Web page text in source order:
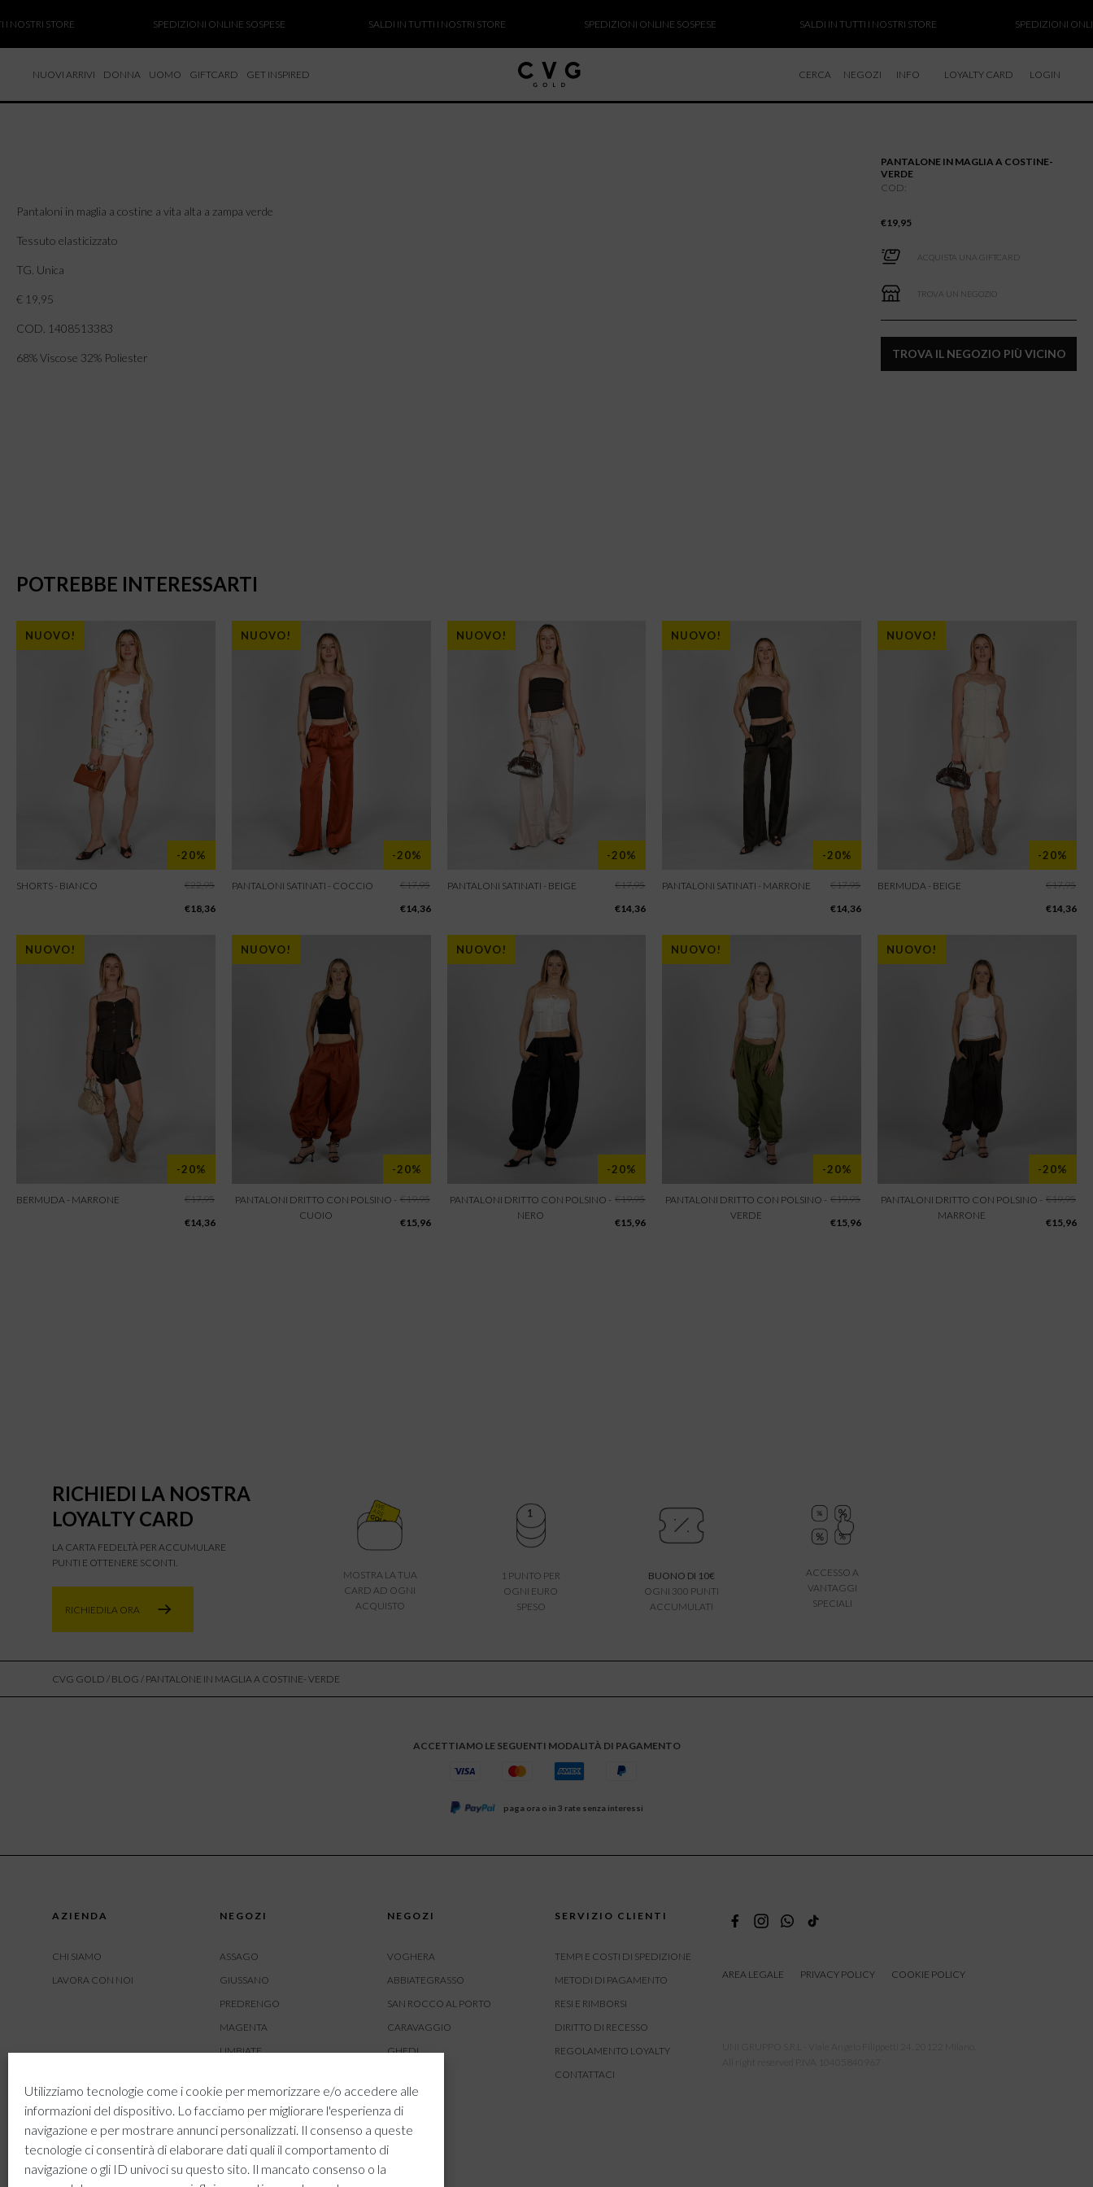
Utilizziamo tecnologie come i cookie per memorizzare e/o accedere alle
informazioni del dispositivo. Lo facciamo per migliorare l'esperienza di
navigazione e per mostrare annunci personalizzati. Il consenso a queste
tecnologie ci consentirà di elaborare dati quali il comportamento di
navigazione o gli ID univoci su questo sito. Il mancato consenso o la
STORE SPEDIZIONI ONLINE SOSPESE SALDI IN TUTTI I NOSTRI STORE SPEDIZIONI ONLINE SOSPESE SALDI IN TUTTI I NOSTRI STORE SPEDIZIONI ONLINE
NUOVI ARRIVI DONNA UOMO GIFTCARD GET INSPIRED CERCA NEGOZI INFO
RESI E RIMBORSI
LOYALTY CARD LOGIN
ARRIVI
Pantaloni in maglia a costine a vita alta a zampa verde
Tessuto elasticizzato
TG. Unica
€ 19,95
COD. 1408513383
68% Viscose 32% Poliester
PANTALONE IN MAGLIA A COSTINE-
VERDE
COD:
€19,95
ACQUISTA UNA GIFTCARD
TROVA UN NEGOZIO
TROVA IL NEGOZIO PIÙ VICINO
POTREBBE INTERESSARTI
NUOVO!
-20%
SHORTS - BIANCO €22,95
€18,36
NUOVO!
-20%
PANTALONI SATINATI - COCCIO €17,95
€14,36
NUOVO!
-20%
PANTALONI SATINATI - BEIGE €17,95
€14,36
NUOVO!
-20%
PANTALONI SATINATI - MARRONE €17,95
€14,36
NUOVO!
-20%
BERMUDA - BEIGE €17,95
€14,36
NUOVO!
-20%
BERMUDA - MARRONE €17,95
€14,36
NUOVO!
-20%
PANTALONI DRITTO CON POLSINO -
CUOIO
€19,95
€15,96
NUOVO!
-20%
PANTALONI DRITTO CON POLSINO -
NERO
€19,95
€15,96
NUOVO!
-20%
PANTALONI DRITTO CON POLSINO -
VERDE
€19,95
€15,96
NUOVO!
-20%
PANTALONI DRITTO CON POLSINO -
MARRONE
€19,95
€15,96
RICHIEDI LA NOSTRA
LOYALTY CARD
LA CARTA FEDELTÀ PER ACCUMULARE
PUNTI E OTTENERE SCONTI.
RICHIEDILA ORA
MOSTRA LA TUA
CARD AD OGNI
ACQUISTO
1 PUNTO PER
OGNI EURO
SPESO
BUONO DI 10€
OGNI 300 PUNTI
ACCUMULATI
ACCESSO A
VANTAGGI
SPECIALI
CVG GOLD / BLOG / PANTALONE IN MAGLIA A COSTINE- VERDE
ACCETTIAMO LE SEGUENTI MODALITÀ DI PAGAMENTO
paga ora o in 3 rate senza interessi
AZIENDA
CHI SIAMO
LAVORA CON NOI
NEGOZI
ASSAGO
GIUSSANO
PREDRENGO
MAGENTA
LIMBIATE
BUSNAGO
NEGOZI
VOGHERA
ABBIATEGRASSO
SAN ROCCO AL PORTO
CARAVAGGIO
GHEDI
CREMONA
SERVIZIO CLIENTI
TEMPI E COSTI DI SPEDIZIONE
METODI DI PAGAMENTO
RESI E RIMBORSI
DIRITTO DI RECESSO
REGOLAMENTO LOYALTY
CONTATTACI
AREA LEGALE PRIVACY POLICY COOKIE POLICY